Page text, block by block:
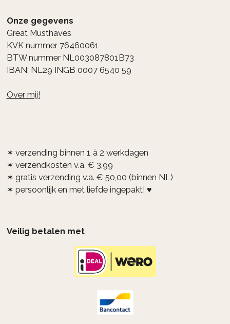
Onze gegevens
Great Musthaves
KVK nummer 76460061
BTW nummer NL003087801B73
IBAN: NL29 INGB 0007 6540 59
Over mij!
✶ verzending binnen 1 à 2 werkdagen
✶ verzendkosten v.a. € 3,99
✶ gratis verzending v.a. € 50,00 (binnen NL)
✶ persoonlijk en met liefde ingepakt! ♥
Veilig betalen met